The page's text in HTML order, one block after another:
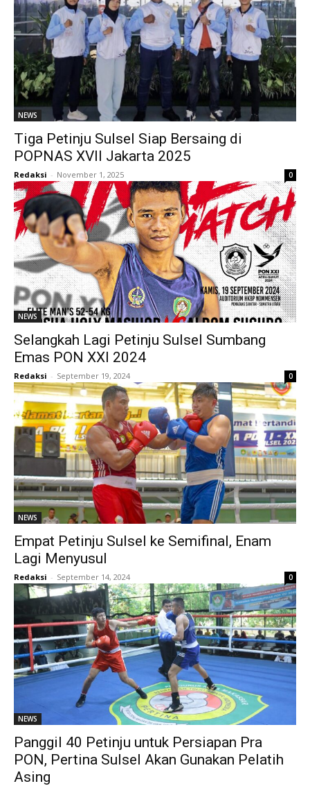
NEWS
Tiga Petinju Sulsel Siap Bersaing di
POPNAS XVII Jakarta 2025
Redaksi - November 1, 2025 0
NEWS
Selangkah Lagi Petinju Sulsel Sumbang
Emas PON XXI 2024
Redaksi - September 19, 2024 0
NEWS
Empat Petinju Sulsel ke Semifinal, Enam
Lagi Menyusul
Redaksi - September 14, 2024 0
NEWS
Panggil 40 Petinju untuk Persiapan Pra
PON, Pertina Sulsel Akan Gunakan Pelatih
Asing